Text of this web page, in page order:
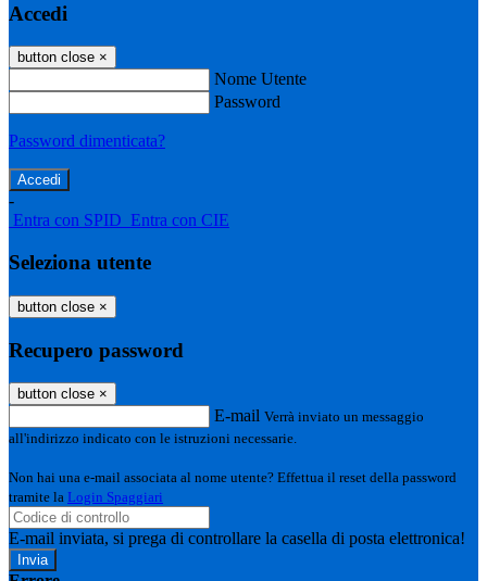
Accedi
button close ×
Nome Utente
Password
Password dimenticata?
-
Entra con SPID Entra con CIE
Seleziona utente
button close ×
Recupero password
button close ×
E-mail Verrà inviato un messaggio
all'indirizzo indicato con le istruzioni necessarie.
Non hai una e-mail associata al nome utente? Effettua il reset della password
tramite la Login Spaggiari
E-mail inviata, si prega di controllare la casella di posta elettronica!